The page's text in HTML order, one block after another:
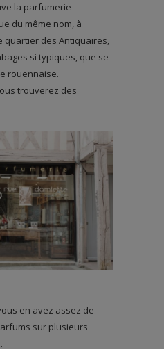
la parfumerie
du même nom, à
quartier des Antiquaires,
si typiques, que se
rouennaise.
trouverez des
en avez assez de
sur plusieurs